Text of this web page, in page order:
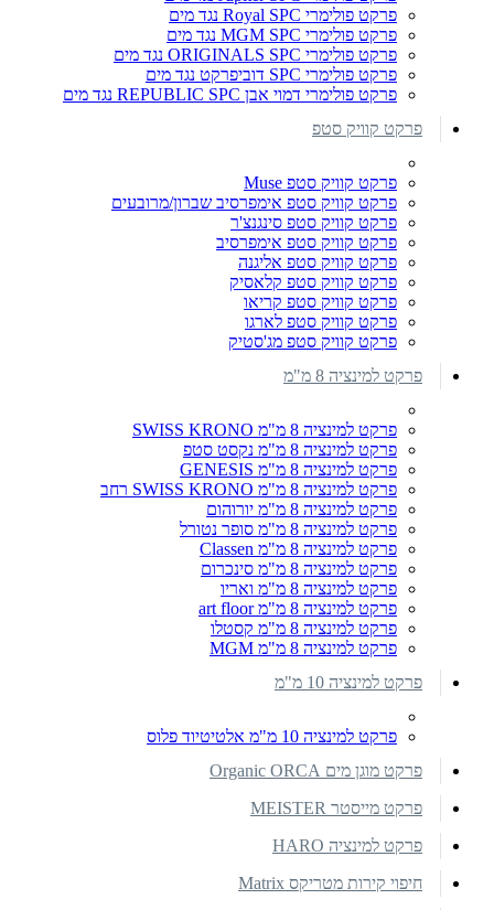
פרקט פולימרי Royal SPC נגד מים
פרקט פולימרי MGM SPC נגד מים
פרקט פולימרי ORIGINALS SPC נגד מים
פרקט פולימרי SPC דוביפרקט נגד מים
פרקט פולימרי דמוי אבן REPUBLIC SPC נגד מים
פרקט קוויק סטפ
פרקט קוויק סטפ Muse
פרקט קוויק סטפ אימפרסיב שברון/מרובעים
פרקט קוויק סטפ סינגנצ'ר
פרקט קוויק סטפ אימפרסיב
פרקט קוויק סטפ אליגנה
פרקט קוויק סטפ קלאסיק
פרקט קוויק סטפ קריאו
פרקט קוויק סטפ לארגו
פרקט קוויק סטפ מג'סטיק
פרקט למינציה 8 מ"מ
פרקט למינציה 8 מ"מ SWISS KRONO
פרקט למינציה 8 מ"מ נקסט סטפ
פרקט למינציה 8 מ"מ GENESIS
פרקט למינציה 8 מ"מ SWISS KRONO רחב
פרקט למינציה 8 מ"מ יורוהום
פרקט למינציה 8 מ"מ סופר נטורל
פרקט למינציה 8 מ"מ Classen
פרקט למינציה 8 מ"מ סינכרום
פרקט למינציה 8 מ"מ ואריו
פרקט למינציה 8 מ"מ art floor
פרקט למינציה 8 מ"מ קסטלו
פרקט למינציה 8 מ"מ MGM
פרקט למינציה 10 מ"מ
פרקט למינציה 10 מ"מ אלטיטיוד פלוס
פרקט מוגן מים Organic ORCA
פרקט מייסטר MEISTER
פרקט למינציה HARO
חיפוי קירות מטריקס Matrix